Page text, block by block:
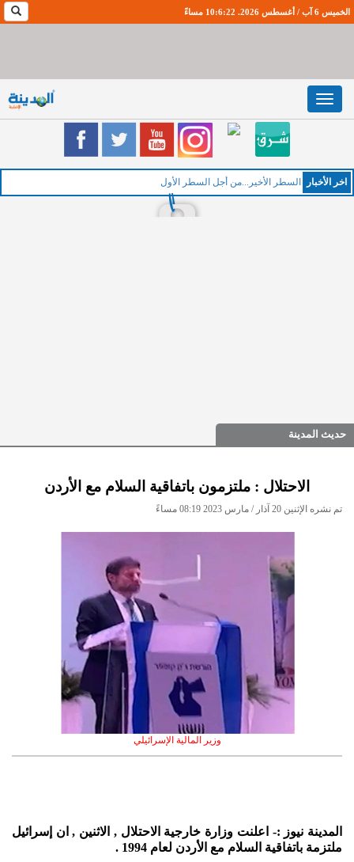
الخميس 6 آب / أغسطس 2026. 10:6:23 مساءً
Toggle
navigation
اخر اﻷخبار
حديث المدينة
الاحتلال : ملتزمون باتفاقية السلام مع الأردن
تم نشره الإثنين 20 آذار / مارس 2023 08:19 مساءً
وزير المالية الإسرائيلي
المدينة نيوز :- اعلنت وزارة خارجية الاحتلال , الاثنين , ان إسرائيل
ملتزمة باتفاقية السلام مع الأردن لعام 1994 .